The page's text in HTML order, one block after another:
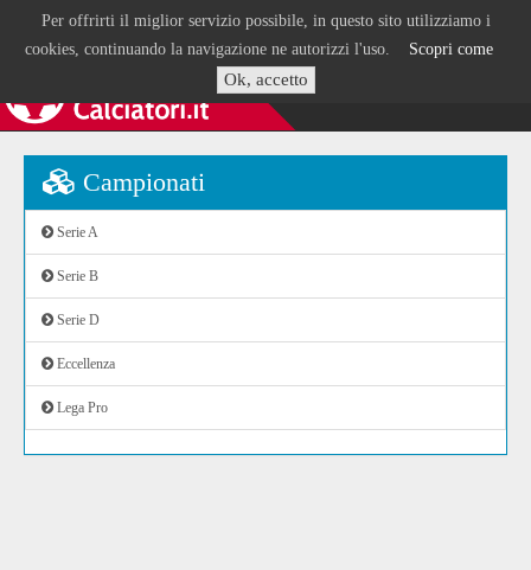
Per offrirti il miglior servizio possibile, in questo sito utilizziamo i
cookies, continuando la navigazione ne autorizzi l'uso. Scopri come
Ok, accetto
Campionati
Serie A
Serie B
Serie D
Eccellenza
Lega Pro